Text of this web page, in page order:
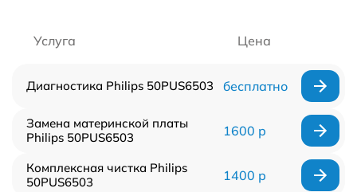
Услуга Цена
Диагностика Philips 50PUS6503 бесплатно
Замена материнской платы
Philips 50PUS6503
1600 р
Комплексная чистка Philips
50PUS6503
1400 р